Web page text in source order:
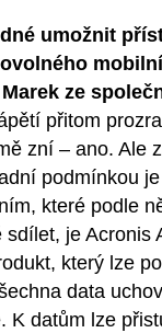
umožnit
ze
přitom
zní – ano. Ale
podmínkou
které podle
sdílet, je Acronis
který lze
data
K datům lze